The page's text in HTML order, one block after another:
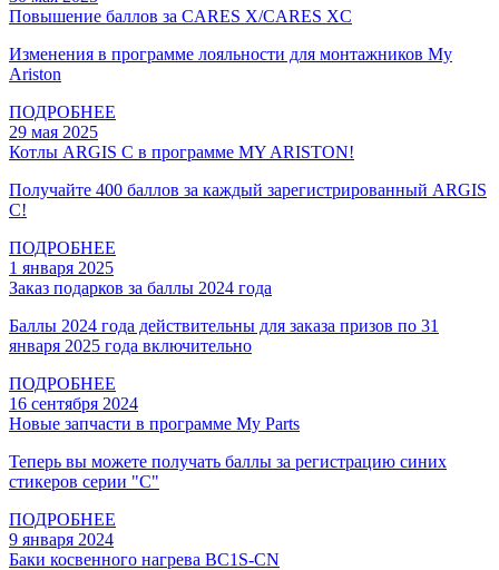
Повышение баллов за CARES X/CARES XC
Изменения в программе лояльности для монтажников My
Ariston
ПОДРОБНЕЕ
29 мая 2025
Котлы ARGIS С в программе MY ARISTON!
Получайте 400 баллов за каждый зарегистрированный ARGIS
С!
ПОДРОБНЕЕ
1 января 2025
Заказ подарков за баллы 2024 года
Баллы 2024 года действительны для заказа призов по 31
января 2025 года включительно
ПОДРОБНЕЕ
16 сентября 2024
Новые запчасти в программе My Parts
Теперь вы можете получать баллы за регистрацию синих
стикеров серии "С"
ПОДРОБНЕЕ
9 января 2024
Баки косвенного нагрева BC1S-CN